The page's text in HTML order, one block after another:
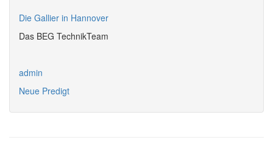
Die Gallier in Hannover
Das BEG TechnikTeam
admin
Neue Predigt